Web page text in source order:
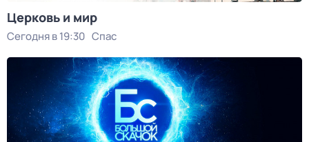
Церковь и мир
Сегодня в 19:30 Спас